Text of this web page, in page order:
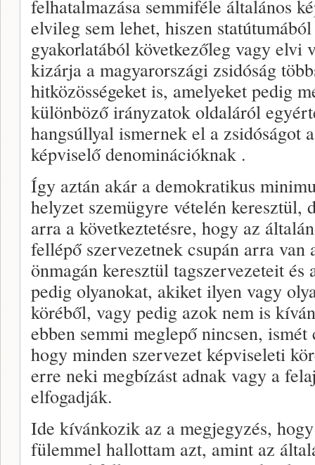
felhatalmazása semmiféle általános
elvileg sem lehet, hiszen
gyakorlatából következőleg vagy elvi
kizárja a magyarországi zsidóság
hitközösségeket is, amelyeket pedig
különböző irányzatok oldaláról
hangsúllyal ismernek el a zsidóságot
képviselő denominációknak .
Így aztán akár a demokratikus
helyzet szemügyre vételén keresztül,
arra a következtetésre, hogy az
fellépő szervezetnek csupán arra van
önmagán keresztül tagszervezeteit
pedig olyanokat, akiket ilyen vagy
köréből, vagy pedig azok nem is
ebben semmi meglepő nincsen,
hogy minden szervezet képviseleti
erre neki megbízást adnak vagy a
elfogadják.
Ide kívánkozik az a megjegyzés,
fülemmel hallottam azt, amint az